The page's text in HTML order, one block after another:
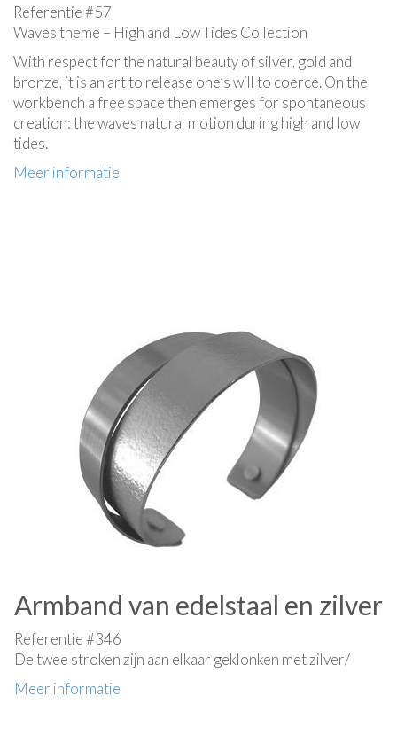
Referentie #57
Waves theme – High and Low Tides Collection
With respect for the natural beauty of silver, gold and
bronze, it is an art to release one’s will to coerce. On the
workbench a free space then emerges for spontaneous
creation: the waves natural motion during high and low
tides.
Meer informatie
Armband van edelstaal en zilver
Referentie #346
De twee stroken zijn aan elkaar geklonken met zilver/
Meer informatie